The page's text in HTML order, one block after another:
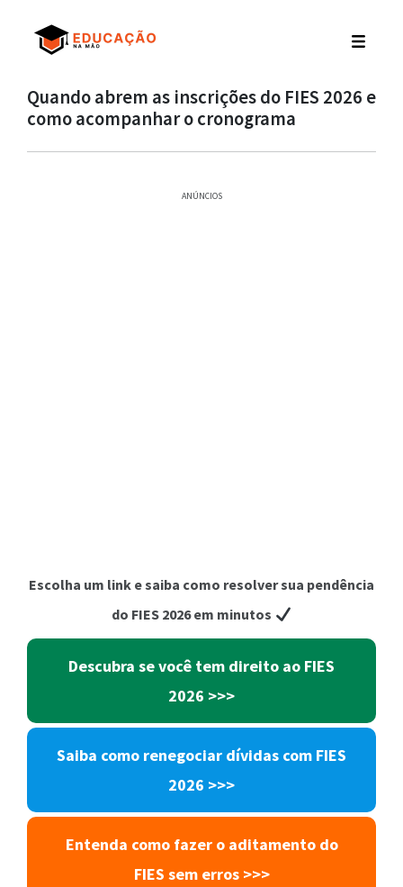
Quando abrem as inscrições do FIES 2026 e
como acompanhar o cronograma
ANÚNCIOS
Escolha um link e saiba como resolver sua pendência
do FIES 2026 em minutos
Descubra se você tem direito ao FIES
2026 >>>
Saiba como renegociar dívidas com FIES
2026 >>>
Entenda como fazer o aditamento do
FIES sem erros>>>